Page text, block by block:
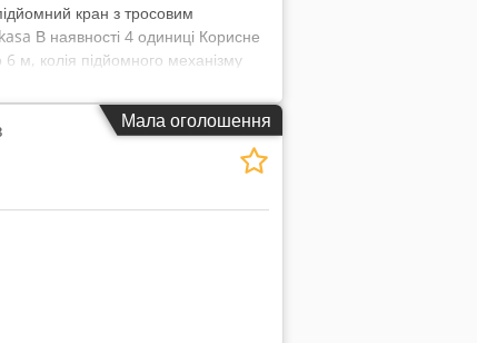
кран з тросовим
В наявності 4 одиниці Корисне
м, колія підйомного механізму
електромережі Загальна вага
Див. фото
Мала оголошення